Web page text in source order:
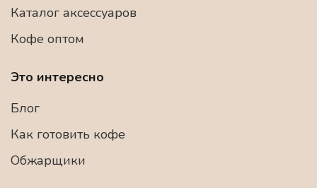
Каталог аксессуаров
Кофе оптом
Это интересно
Блог
Как готовить кофе
Обжарщики